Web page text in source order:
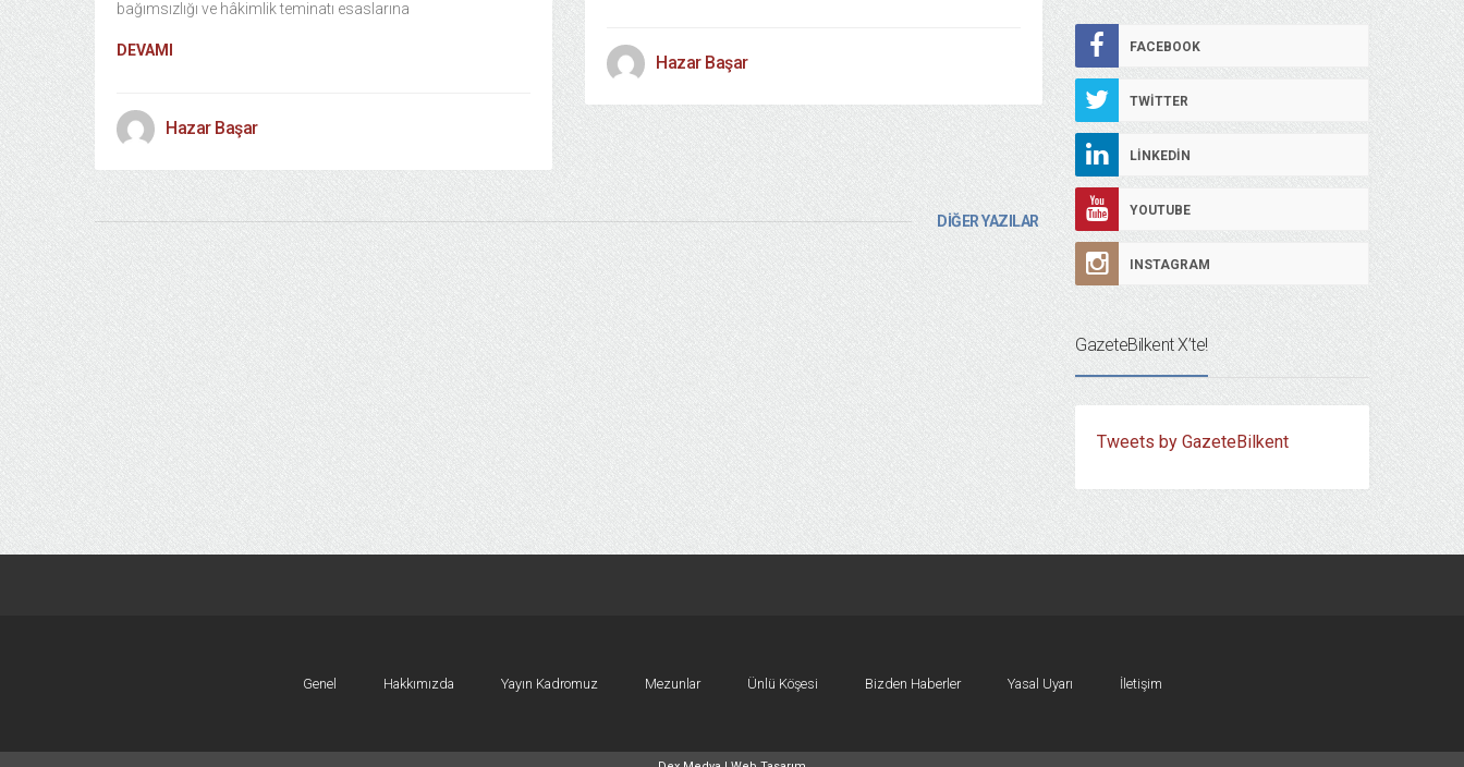
bağımsızlığı ve hâkimlik teminatı esaslarına
DEVAMI
Hazar Başar
Hazar Başar
DİĞER YAZILAR
FACEBOOK
TWITTER
LINKEDIN
YOUTUBE
INSTAGRAM
GazeteBilkent X’te!
Tweets by GazeteBilkent
Genel Hakkımızda Yayın Kadromuz Mezunlar Ünlü Köşesi Bizden Haberler Yasal Uyarı İletişim